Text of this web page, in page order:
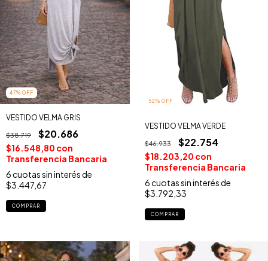
47% OFF
VESTIDO VELMA GRIS
$38.719 $20.686
$16.548,80 con
Transferencia Bancaria
6cuotas sin interés de
$3.447,67
COMPRAR
52 % OFF
VESTIDO VELMA VERDE
$46.933 $22.754
$18.203,20 con
Transferencia Bancaria
6cuotas sin interés de
$3.792,33
COMPRAR